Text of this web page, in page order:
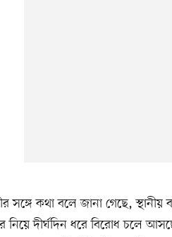
সঙ্গে কথা বলে জানা গেছে, স্থানীয়
নিয়ে দীর্ঘদিন ধরে বিরোধ চলে